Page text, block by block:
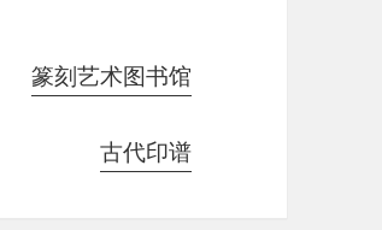
篆刻艺术图书馆
古代印谱